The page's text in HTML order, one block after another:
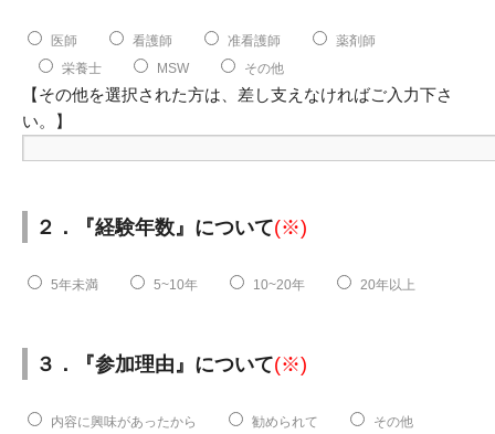
医師 看護師 准看護師
薬剤師
栄養士
MSW その他
【その他を選択された方は、差し支えなければご入力下さ
い。】
２．『経験年数』について(※)
5年未満 5~10年 10~20年 20年以上
３．『参加理由』について(※)
内容に興味があったから 勧められて その他